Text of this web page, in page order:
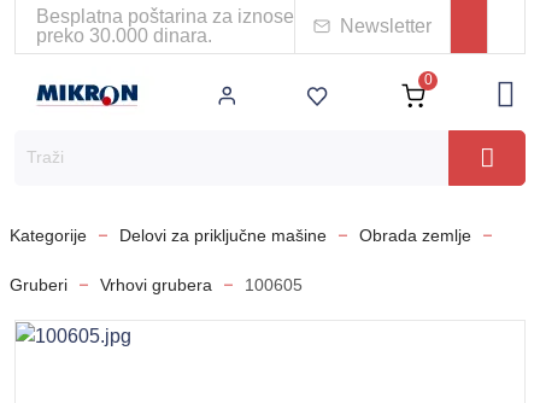
Besplatna poštarina za iznose
preko 30.000 dinara.
Newsletter
0
Kategorije Delovi za priključne mašine Obrada zemlje
Gruberi Vrhovi grubera 100605